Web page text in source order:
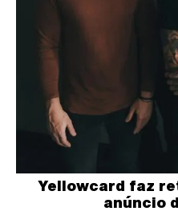
Yellowcard faz
anúncio